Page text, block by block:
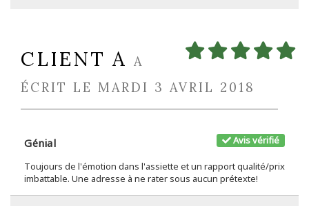
CLIENT A A
ÉCRIT LE MARDI 3 AVRIL 2018
Avis vérifié
Génial
Toujours de l'émotion dans l'assiette et un rapport qualité/prix
imbattable. Une adresse à ne rater sous aucun prétexte!